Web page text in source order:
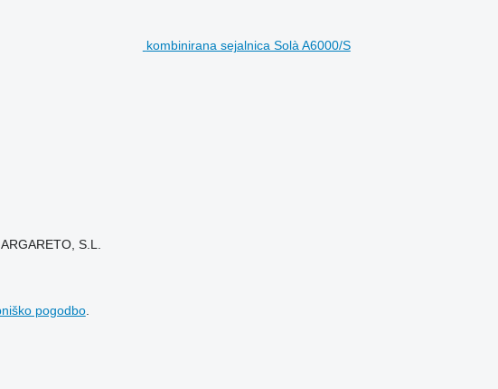
kombinirana sejalnica Solà A6000/S
S.L.
pogodbo.